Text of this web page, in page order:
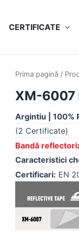
CERTIFICATE
Prima pagină /
XM-6007
Argintiu | 100%
(2 Certificate)
Bandă
Caracteristici
Certificari: EN